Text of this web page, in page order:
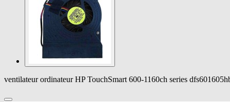
ventilateur ordinateur HP TouchSmart 600-1160ch series